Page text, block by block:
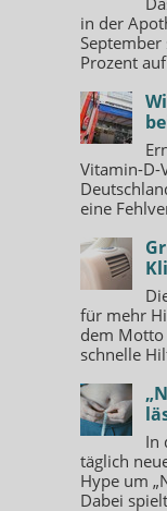
in der
Prozent
Vitamin-D-
eine
für mehr
dem Motto
schnelle
In
täglich
Hype um
Dabei